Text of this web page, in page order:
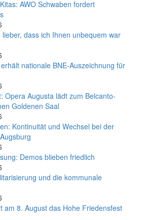
AWO Schwaben fordert
lieber, dass ich Ihnen unbequem war
nationale BNE-Auszeichnung für
Opera Augusta lädt zum Belcanto-
Goldenen Saal
Kontinuität und Wechsel bei der
Demos blieben friedlich
und die kommunale
am 8. August das Hohe Friedensfest